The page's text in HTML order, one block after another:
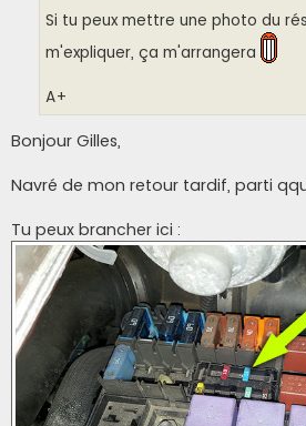
Si tu peux mettre une photo du
m'expliquer, ça m'arrangera
A+
Bonjour Gilles,
Navré de mon retour tardif, parti
Tu peux brancher ici :